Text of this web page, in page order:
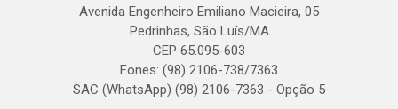
Avenida Engenheiro Emiliano Macieira, 05
Pedrinhas, São Luís/MA
CEP 65.095-603
Fones: (98) 2106-738/7363
SAC (WhatsApp) (98) 2106-7363 - Opção 5